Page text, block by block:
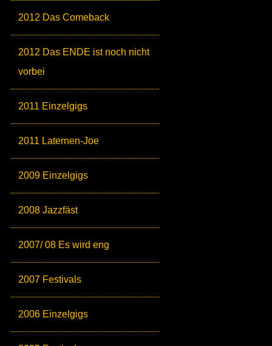
2012 Das Comeback
2012 Das ENDE ist noch nicht
vorbei
2011 Einzelgigs
2011 Laternen-Joe
2009 Einzelgigs
2008 Jazzfäst
2007/ 08 Es wird eng
2007 Festivals
2006 Einzelgigs